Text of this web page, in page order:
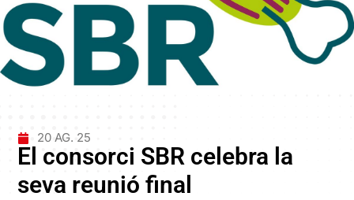
20 AG. 25
El consorci SBR celebra la
seva reunió final